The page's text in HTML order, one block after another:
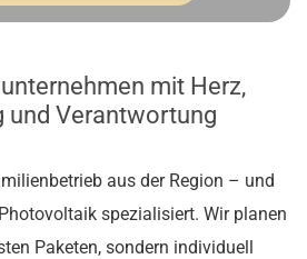
mit Herz,
und Verantwortung
aus der Region – und
spezialisiert. Wir planen
Paketen, sondern individuell